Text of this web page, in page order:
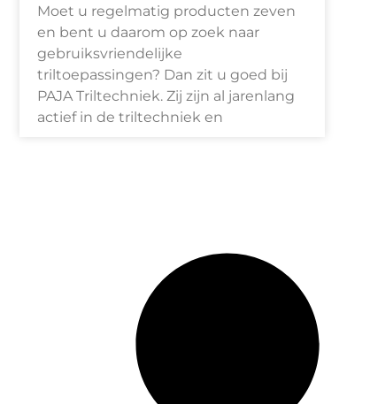
Moet u regelmatig producten zeven
en bent u daarom op zoek naar
gebruiksvriendelijke
triltoepassingen? Dan zit u goed bij
PAJA Triltechniek. Zij zijn al jarenlang
actief in de triltechniek en